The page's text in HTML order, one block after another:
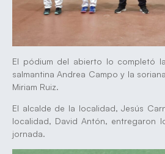
El pódium del abierto lo completó
salmantina Andrea Campo y la
Miriam Ruiz.
El alcalde de la localidad, Jesús
localidad, David Antón, entregaron
jornada.